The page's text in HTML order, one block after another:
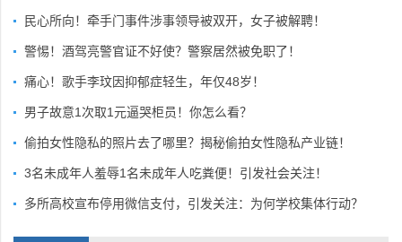
民心所向！牵手门事件涉事领导被双开，女子被解聘！
警惕！酒驾亮警官证不好使？警察居然被免职了！
痛心！歌手李玟因抑郁症轻生，年仅48岁！
男子故意1次取1元逼哭柜员！你怎么看？
偷拍女性隐私的照片去了哪里？揭秘偷拍女性隐私产业链！
3名未成年人羞辱1名未成年人吃粪便！引发社会关注！
多所高校宣布停用微信支付，引发关注：为何学校集体行动？